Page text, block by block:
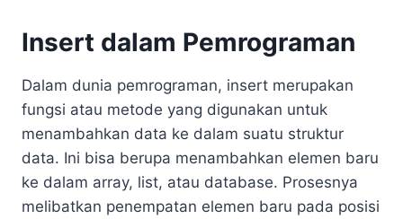
Insert dalam Pemrograman
Dalam dunia pemrograman, insert merupakan
fungsi atau metode yang digunakan untuk
menambahkan data ke dalam suatu struktur
data. Ini bisa berupa menambahkan elemen baru
ke dalam array, list, atau database. Prosesnya
melibatkan penempatan elemen baru pada posisi